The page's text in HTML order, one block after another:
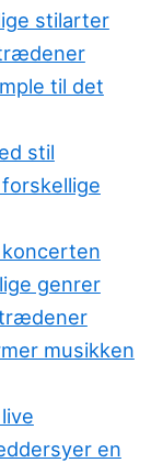
stilarter
til det
stil
genrer
musikken
en